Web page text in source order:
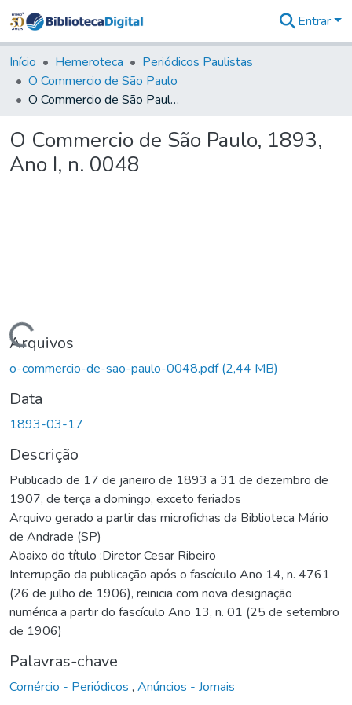
&
Coleções
Tudo na
Biblioteca
Estatísticas
Entrar
Início Hemeroteca
Periódicos Paulistas
O Commercio de São Paulo
O Commercio de São Paulo, 1893, Ano I, n. 0048
O Commercio de São Paulo, 1893,
Ano I, n. 0048
Carregando...
Arquivos
o-commercio-de-sao-paulo-0048.pdf(2,44 MB)
Data
1893-03-17
Descrição
Publicado de 17 de janeiro de 1893 a 31 de dezembro de
1907, de terça a domingo, exceto feriados
Arquivo gerado a partir das microfichas da Biblioteca Mário
de Andrade (SP)
Abaixo do título :Diretor Cesar Ribeiro
Interrupção da publicação após o fascículo Ano 14, n. 4761
(26 de julho de 1906), reinicia com nova designação
numérica a partir do fascículo Ano 13, n. 01 (25 de setembro
de 1906)
Palavras-chave
Comércio - Periódicos , Anúncios - Jornais